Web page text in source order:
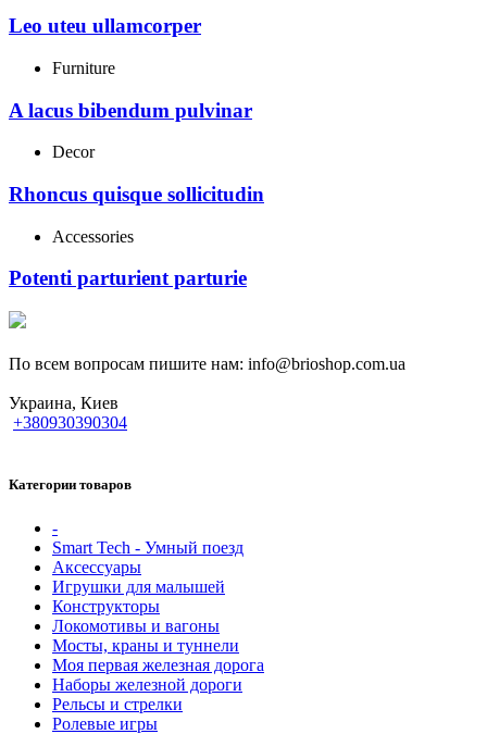
Leo uteu ullamcorper
Furniture
A lacus bibendum pulvinar
Decor
Rhoncus quisque sollicitudin
Accessories
Potenti parturient parturie
По всем вопросам пишите нам: info@brioshop.com.ua
Украина, Киев
+380930390304
Категории товаров
-
Smart Tech - Умный поезд
Аксессуары
Игрушки для малышей
Конструкторы
Локомотивы и вагоны
Мосты, краны и туннели
Моя первая железная дорога
Наборы железной дороги
Рельсы и стрелки
Ролевые игры